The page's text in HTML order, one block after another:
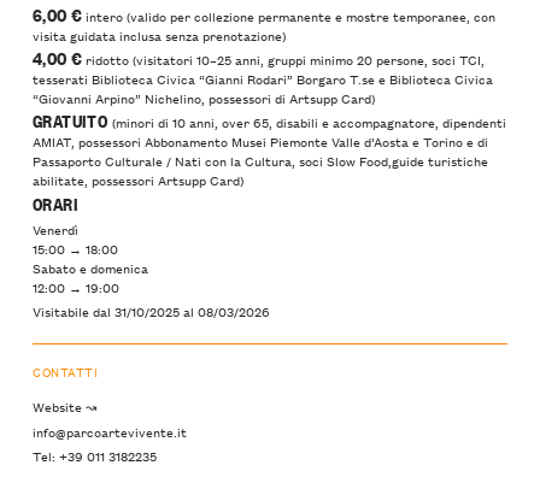
6,00 €intero (valido per collezione permanente e mostre temporanee, con
visita guidata inclusa senza prenotazione)
4,00 €ridotto (visitatori 10–25 anni, gruppi minimo 20 persone, soci TCI,
tesserati Biblioteca Civica “Gianni Rodari” Borgaro T.se e Biblioteca Civica
“Giovanni Arpino” Nichelino, possessori di Artsupp Card)
GRATUITO (minori di 10 anni, over 65, disabili e accompagnatore, dipendenti
AMIAT, possessori Abbonamento Musei Piemonte Valle d’Aosta e Torino e di
Passaporto Culturale / Nati con la Cultura, soci Slow Food,guide turistiche
abilitate, possessori Artsupp Card)
ORARI
Venerdì
15:00 → 18:00
Sabato e domenica
12:00 → 19:00
Visitabile dal 31/10/2025 al 08/03/2026
CONTATTI
Website ↝
info@parcoartevivente.it
Tel: +39 011 3182235